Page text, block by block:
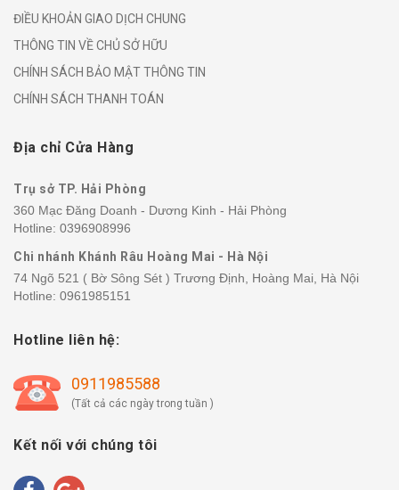
ĐIỀU KHOẢN GIAO DỊCH CHUNG
THÔNG TIN VỀ CHỦ SỞ HỮU
CHÍNH SÁCH BẢO MẬT THÔNG TIN
CHÍNH SÁCH THANH TOÁN
Địa chỉ Cửa Hàng
Trụ sở TP. Hải Phòng
360 Mạc Đăng Doanh - Dương Kinh - Hải Phòng
Hotline: 0396908996
Chi nhánh Khánh Râu Hoàng Mai - Hà Nội
74 Ngõ 521 ( Bờ Sông Sét ) Trương Định, Hoàng Mai, Hà Nội
Hotline: 0961985151
Hotline liên hệ:
0911985588
(Tất cả các ngày trong tuần )
Kết nối với chúng tôi